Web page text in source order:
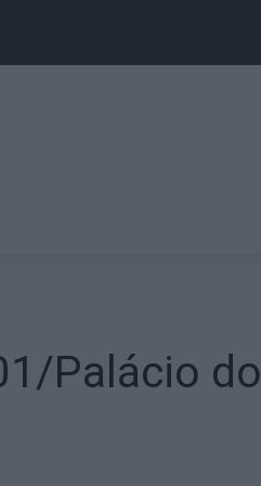
Palácio do